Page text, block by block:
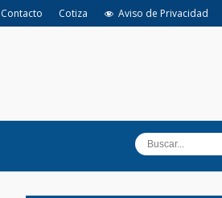
Contacto Cotiza Aviso de Privacidad